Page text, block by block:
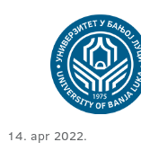
14. apr 2022.